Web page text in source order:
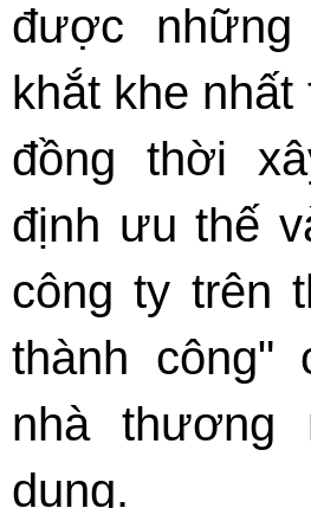
được
khắt khe
đồng thời
định ưu thế
công ty trên
thành công"
nhà
dụng.